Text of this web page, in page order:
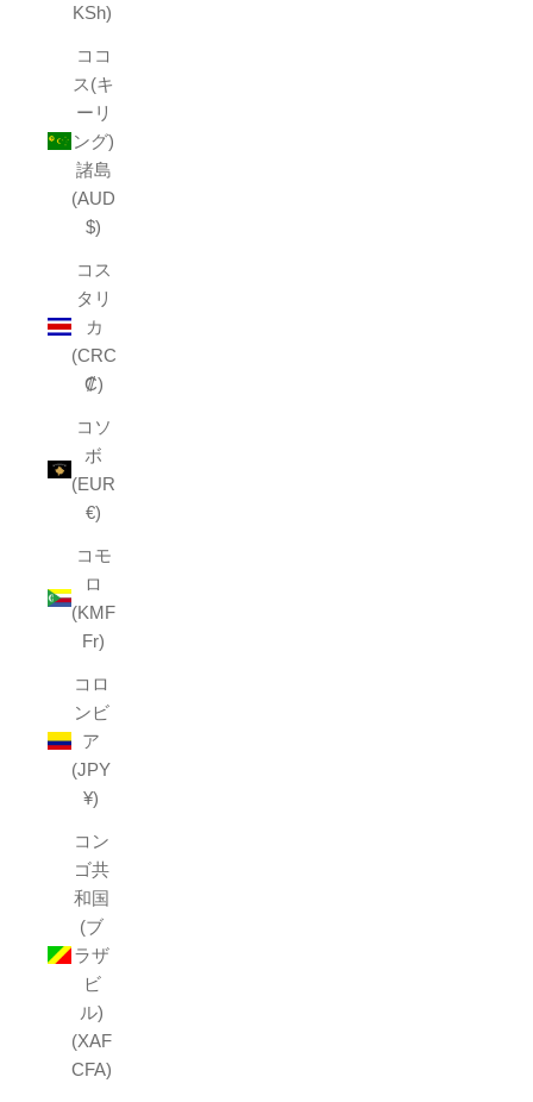
KSh)
ココ
ス(キ
ーリ
ング)
諸島
(AUD
$)
コス
タリ
カ
(CRC
₡)
コソ
ボ
(EUR
€)
コモ
ロ
(KMF
Fr)
コロ
ンビ
ア
(JPY
¥)
コン
ゴ共
和国
(ブ
ラザ
ビ
ル)
(XAF
CFA)